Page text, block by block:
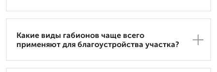
Какие виды габионов чаще всего
применяют для благоустройства участка?